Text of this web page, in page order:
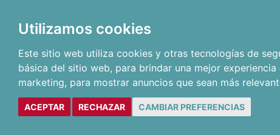
Utilizamos cookies
Este sitio web utiliza cookies y otras tecnologías de
básica del sitio web, para brindar una mejor
marketing, para mostrar anuncios que sean más
ACEPTAR RECHAZAR CAMBIAR PREFERENCIAS